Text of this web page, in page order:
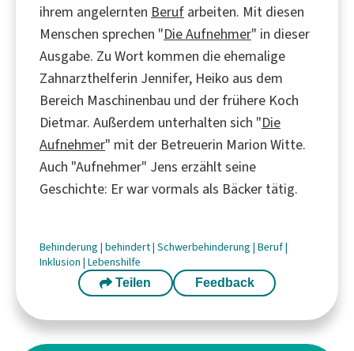
ihrem angelernten Beruf arbeiten. Mit diesen
Menschen sprechen "Die Aufnehmer" in dieser
Ausgabe. Zu Wort kommen die ehemalige
Zahnarzthelferin Jennifer, Heiko aus dem
Bereich Maschinenbau und der frühere Koch
Dietmar. Außerdem unterhalten sich "Die
Aufnehmer" mit der Betreuerin Marion Witte.
Auch "Aufnehmer" Jens erzählt seine
Geschichte: Er war vormals als Bäcker tätig.
Behinderung | behindert| Schwerbehinderung | Beruf|
Inklusion | Lebenshilfe
Teilen Feedback